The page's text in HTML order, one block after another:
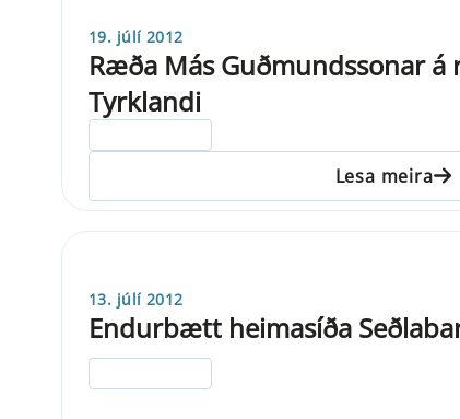
19. júlí 2012
Ræða Más Guðmundssonar á
Tyrklandi
Lesa meira
13. júlí 2012
Endurbætt heimasíða